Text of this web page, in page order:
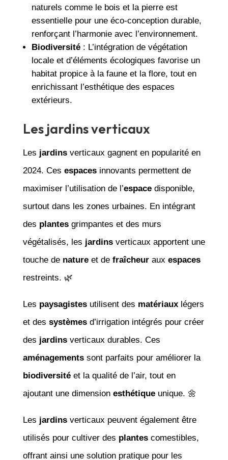
naturels comme le bois et la pierre est
essentielle pour une éco-conception durable,
renforçant l’harmonie avec l’environnement.
Biodiversité: L’intégration de végétation
locale et d’éléments écologiques favorise un
habitat propice à la faune et la flore, tout en
enrichissant l’esthétique des espaces
extérieurs.
Les jardins verticaux
Les jardinsverticaux gagnent en popularité en
2024. Ces espacesinnovants permettent de
maximiser l’utilisation de l’espacedisponible,
surtout dans les zones urbaines. En intégrant
des plantesgrimpantes et des murs
végétalisés, les jardinsverticaux apportent une
touche de natureet de fraîcheuraux espaces
restreints. 🌿
Les paysagistesutilisent des matériauxlégers
et des systèmesd’irrigation intégrés pour créer
des jardinsverticaux durables. Ces
aménagementssont parfaits pour améliorer la
biodiversitéet la qualité de l’air, tout en
ajoutant une dimension esthétiqueunique. 🌼
Les jardinsverticaux peuvent également être
utilisés pour cultiver des plantescomestibles,
offrant ainsi une solution pratique pour les